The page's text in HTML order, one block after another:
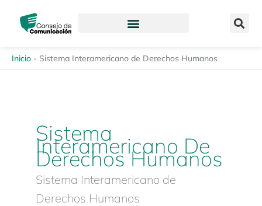
contenido
Inicio - Sistema Interamericano de Derechos Humanos
Sistema
Interamericano De
Derechos Humanos
Sistema Interamericano de
Derechos Humanos